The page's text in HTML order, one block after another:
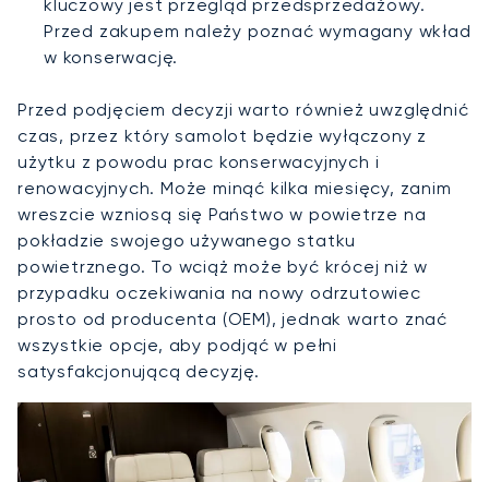
kluczowy jest przegląd przedsprzedażowy.
Przed zakupem należy poznać wymagany wkład
w konserwację.
Przed podjęciem decyzji warto również uwzględnić
czas, przez który samolot będzie wyłączony z
użytku z powodu prac konserwacyjnych i
renowacyjnych. Może minąć kilka miesięcy, zanim
wreszcie wzniosą się Państwo w powietrze na
pokładzie swojego używanego statku
powietrznego. To wciąż może być krócej niż w
przypadku oczekiwania na nowy odrzutowiec
prosto od producenta (OEM), jednak warto znać
wszystkie opcje, aby podjąć w pełni
satysfakcjonującą decyzję.